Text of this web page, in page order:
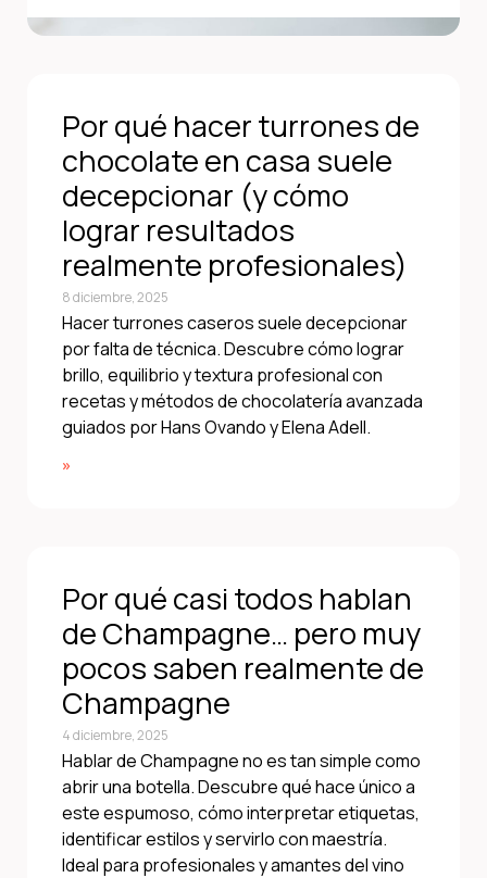
Por qué hacer turrones de
chocolate en casa suele
decepcionar (y cómo
lograr resultados
realmente profesionales)
8 diciembre, 2025
Hacer turrones caseros suele decepcionar
por falta de técnica. Descubre cómo lograr
brillo, equilibrio y textura profesional con
recetas y métodos de chocolatería avanzada
guiados por Hans Ovando y Elena Adell.
»
Por qué casi todos hablan
de Champagne… pero muy
pocos saben realmente de
Champagne
4 diciembre, 2025
Hablar de Champagne no es tan simple como
abrir una botella. Descubre qué hace único a
este espumoso, cómo interpretar etiquetas,
identificar estilos y servirlo con maestría.
Ideal para profesionales y amantes del vino